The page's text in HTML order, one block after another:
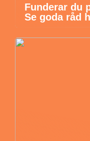
Funderar du
Se goda råd